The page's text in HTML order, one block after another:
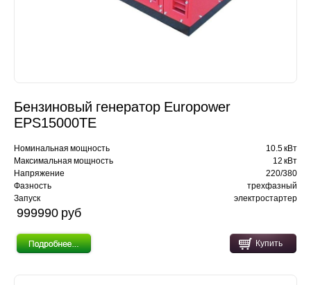
Бензиновый генератор Europower
EPS15000TЕ
Номинальная мощность
10.5 кВт
Максимальная мощность
12 кВт
Напряжение
220/380
Фазность
трехфазный
Запуск
электростартер
999990 pуб
Купить